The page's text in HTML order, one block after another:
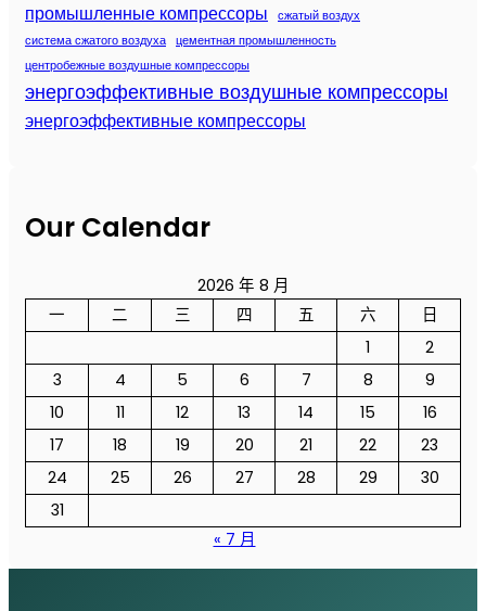
промышленные компрессоры
сжатый воздух
система сжатого воздуха цементная промышленность
центробежные воздушные компрессоры
энергоэффективные воздушные компрессоры
энергоэффективные компрессоры
Our Calendar
2026 年 8 月
一
二 三 四 五 六
日
1
2
3
4 5 6 7 8
9
10
11 12 13 14 15
16
17
18 19 20 21 22
23
24
25 26 27 28 29
30
31
« 7 月